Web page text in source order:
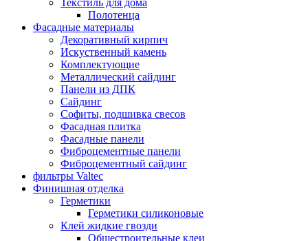
Текстиль для дома
Полотенца
Фасадные материалы
Декоративный кирпич
Искуственный камень
Комплектующие
Металлический сайдинг
Панели из ДПК
Сайдинг
Софиты, подшивка свесов
Фасадная плитка
Фасадные панели
Фиброцементные панели
Фиброцементный сайдинг
фильтры Valtec
Финишная отделка
Герметики
Герметики силиконовые
Клей жидкие гвозди
Общестроительные клеи